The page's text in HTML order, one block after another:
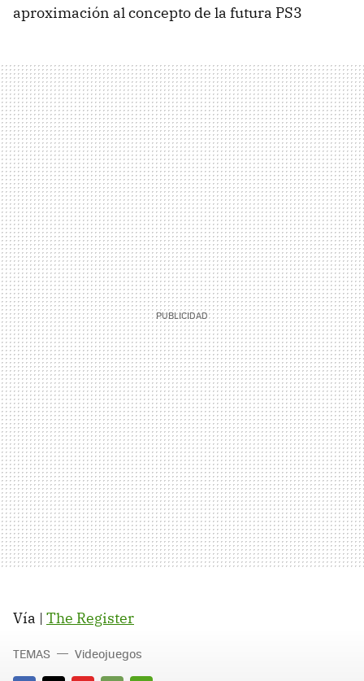
aproximación al concepto de la futura PS3
Vía | The Register
TEMAS Videojuegos